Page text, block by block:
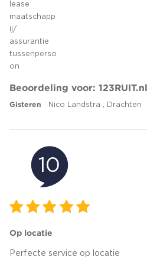
lease
maatschapp
ij/
assurantie
tussenperso
on
Beoordeling voor:
Gisteren Nico Landstra , Drachten
10
Op locatie
Perfecte service op locatie